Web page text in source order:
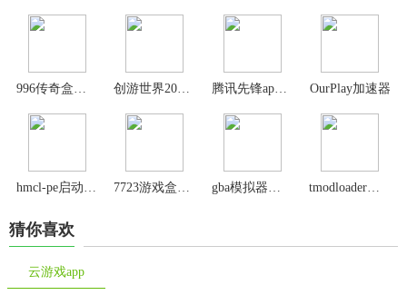
腾讯先锋app官方版 OurPlay加速器
猜你喜欢
云游戏app